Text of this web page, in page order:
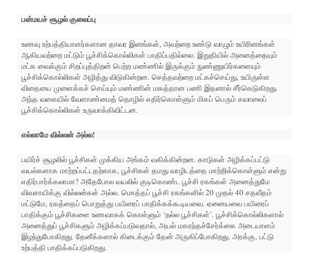
பன்மயச் சூழல் குலைப்பு
உணவு உற்பத்தியாளர்களான தாவர இனங்கள், அவற்றை உண்டு வாழும் உயிரினங்கள்
ஆகியவற்றை மட்டும் பூச்சிக்கொல்லிகள் பாதிப்பதில்லை. இறுதியில் அனைத்தையும்
மட்க வைக்கும் சிறப்புத்திறன் பெற்ற மண்ணில் இருக்கும் நுண்ணுயிர்களையும்
பூச்சிக்கொல்லிகள் அழித்து விடுகின்றன. செத்தவற்றை மட்கச்செய்து, உயிருள்ள
விதையை முளைக்கச் செய்யும் மண்ணின் மகத்தான பணி இதனால் சீர்கெடுகிறது.
அந்த வகையில் வேளாண்மைத் தொழில் எதிர்கொள்ளும் மிகப் பெரும் சவாலைப்
பூச்சிக்கொல்லிகள் உருவாக்கிவிட்டன.
எல்லாமே வில்லன் அல்ல!
பயிர்ச் சூழலில் பூச்சிகள் முக்கிய அங்கம் வகிக்கின்றன. காடுகள் அழிக்கப்பட்டு
வயல்களாக மாற்றப்பட்டதற்காக, பூச்சிகள் தமது வாழிடத்தை மாற்றிக்கொள்ளும் என்று
எதிர்பார்க்கலாமா? அதேபோல வயலில் குடிகொண்ட பூச்சி ரகங்கள் அனைத்துமே
விவசாயிக்கு வில்லன்கள் அல்ல. மொத்தப் பூச்சி ரகங்களில் 20 முதல் 40 சதவீதம்
மட்டுமே, ரகத்தைப் பொறுத்து பயிரைப் பாதிக்கக்கூடியவை. ஏனையவை பயிரைப்
பாதிக்கும் பூச்சிகளை உணவாகக் கொள்ளும் ‘நல்ல பூச்சிகள்’. பூச்சிக்கொல்லிகளால்
அனைத்துப் பூச்சிகளும் அழிக்கப்படுவதால், அயல் மகரந்தச்சேர்க்கை அடையாளம்
இழந்துபோகிறது. தேனீக்களால் கிடைக்கும் தேன் அருகிப்போகிறது. அரக்கு, பட்டு
உற்பத்தி பாதிக்கப்படுகிறது.